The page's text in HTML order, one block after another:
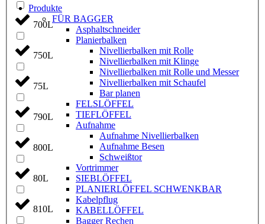
700L
750L
75L
790L
800L
80L
810L
Produkte
FÜR BAGGER
Asphaltschneider
Planierbalken
Nivellierbalken mit Rolle
Nivellierbalken mit Klinge
Nivellierbalken mit Rolle und Messer
Nivellierbalken mit Schaufel
Bar planen
FELSLÖFFEL
TIEFLÖFFEL
Aufnahme
Aufnahme Nivellierbalken
Aufnahme Besen
Schweißtor
Vortrimmer
SIEBLÖFFEL
PLANIERLÖFFEL SCHWENKBAR
Kabelpflug
KABELLÖFFEL
Bagger Rechen